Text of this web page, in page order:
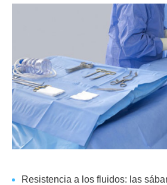
Resistencia a los fluidos: las